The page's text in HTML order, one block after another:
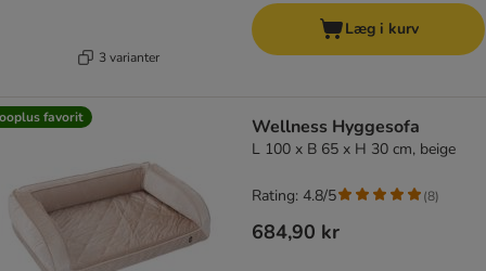
3 varianter
Læg i kurv
favorit Wellness Hyggesofa
L 100 x B 65 x H 30 cm, beige
684,90 kr
Rating: 4.8/5 (8)